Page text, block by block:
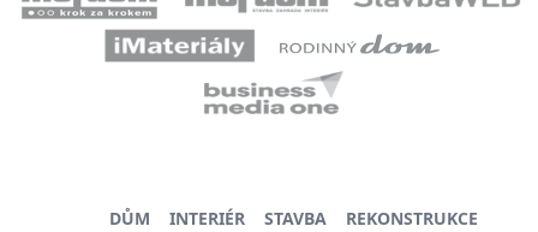
DŮM INTERIÉR STAVBA
REKONSTRUKCE